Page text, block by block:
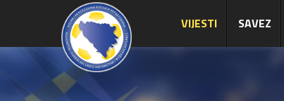
VIJESTI SAVEZ